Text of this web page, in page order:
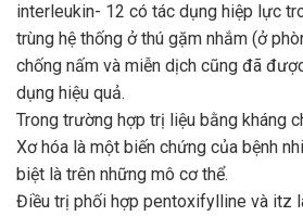
interleukin- 12 có tác dụng hiệp lực
trùng hệ thống ở thú gặm nhắm (ở
chống nấm và miễn dịch cũng đã
dụng hiệu quả.
Trong trường hợp trị liệu bằng kháng
Xơ hóa là một biến chứng của bệnh
biệt là trên những mô cơ thể.
Điều trị phối hợp pentoxifylline và itz